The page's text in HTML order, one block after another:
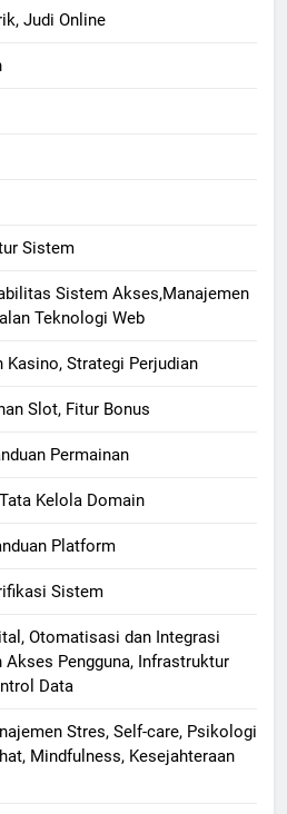
Judi Online
Sistem
Sistem Akses,Manajemen
Teknologi Web
Kasino, Strategi Perjudian
Slot, Fitur Bonus
Permainan
Kelola Domain
Platform
Sistem
Otomatisasi dan Integrasi
Pengguna, Infrastruktur
Data
Stres, Self-care, Psikologi
Mindfulness, Kesejahteraan